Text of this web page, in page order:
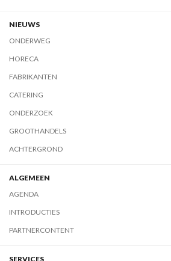
NIEUWS
ONDERWEG
HORECA
FABRIKANTEN
CATERING
ONDERZOEK
GROOTHANDELS
ACHTERGROND
ALGEMEEN
AGENDA
INTRODUCTIES
PARTNERCONTENT
SERVICES